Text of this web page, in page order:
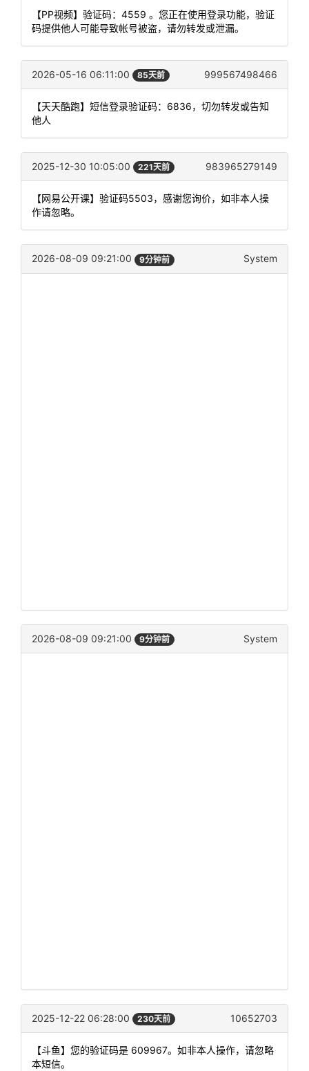
【PP视频】验证码：4559 。您正在使用登录功能，验证
码提供他人可能导致帐号被盗，请勿转发或泄漏。
2026-05-16 06:11:00 85天前 999567498466
【天天酷跑】短信登录验证码：6836，切勿转发或告知
他人
2025-12-30 10:05:00 221天前 983965279149
【网易公开课】验证码5503，感谢您询价，如非本人操
作请忽略。
2026-08-09 09:21:00 9分钟前 System
2026-08-09 09:21:00 9分钟前 System
2025-12-22 06:28:00 230天前 10652703
【斗鱼】您的验证码是 609967。如非本人操作，请忽略
本短信。